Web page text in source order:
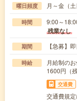
曜日頻度 月～金（土
時間 9:00～
残業なし
期間 【急募】
時給
月給制の
1600円（
交通費
交通費規